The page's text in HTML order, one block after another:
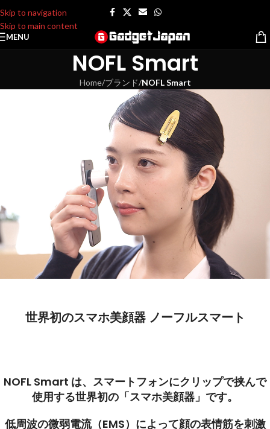
Skip to navigation
Skip to main content
MENU
NOFL Smart
Home/ブランド/NOFL Smart
世界初のスマホ美顔器 ノーフルスマート
NOFL Smart は、スマートフォンにクリップで挟んで
使用する世界初の「スマホ美顔器」です。
低周波の微弱電流（EMS）によって顔の表情筋を刺激